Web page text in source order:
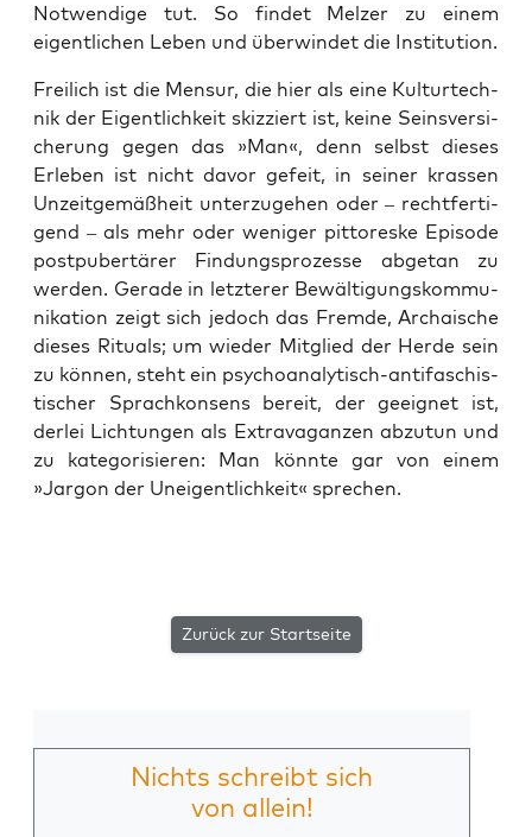
Not­wen­di­ge tut. So fin­det Mel­zer zu einem
eigent­li­chen Leben und über­win­det die Institution.
Frei­lich ist die Men­sur, die hier als eine Kul­tur­tech­
nik der Eigent­lich­keit skiz­ziert ist, kei­ne Seins­ver­si­
che­rung gegen das »Man«, denn selbst die­ses
Erle­ben ist nicht davor gefeit, in sei­ner kras­sen
Unzeit­ge­mäß­heit unter­zu­ge­hen oder – recht­fer­ti­
gend – als mehr oder weni­ger pit­to­res­ke Epi­so­de
post­pu­ber­tä­rer Fin­dungs­pro­zes­se abge­tan zu
wer­den. Gera­de in letz­te­rer Bewäl­ti­gungs­kom­mu­
ni­ka­ti­on zeigt sich jedoch das Frem­de, Archai­sche
die­ses Ritu­als; um wie­der Mit­glied der Her­de sein
zu kön­nen, steht ein psy­cho­ana­ly­tisch-anti­fa­schis­
ti­scher Sprach­kon­sens bereit, der geeig­net ist,
der­lei Lich­tun­gen als Extra­va­gan­zen abzu­tun und
zu kate­go­ri­sie­ren: Man könn­te gar von einem
»Jar­gon der Unei­gent­lich­keit« sprechen.
Zurück zur Startseite
Nichts schreibt sich
von allein!